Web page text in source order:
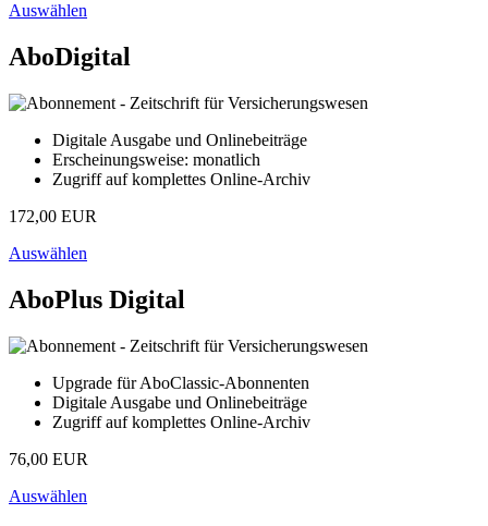
Auswählen
AboDigital
Digitale Ausgabe und Onlinebeiträge
Erscheinungsweise: monatlich
Zugriff auf komplettes Online-Archiv
172,00 EUR
Auswählen
AboPlus Digital
Upgrade für AboClassic-Abonnenten
Digitale Ausgabe und Onlinebeiträge
Zugriff auf komplettes Online-Archiv
76,00 EUR
Auswählen